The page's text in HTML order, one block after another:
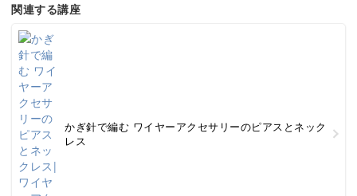
関連する講座
かぎ針で編む ワイヤーアクセサリーのピアスとネック
レス